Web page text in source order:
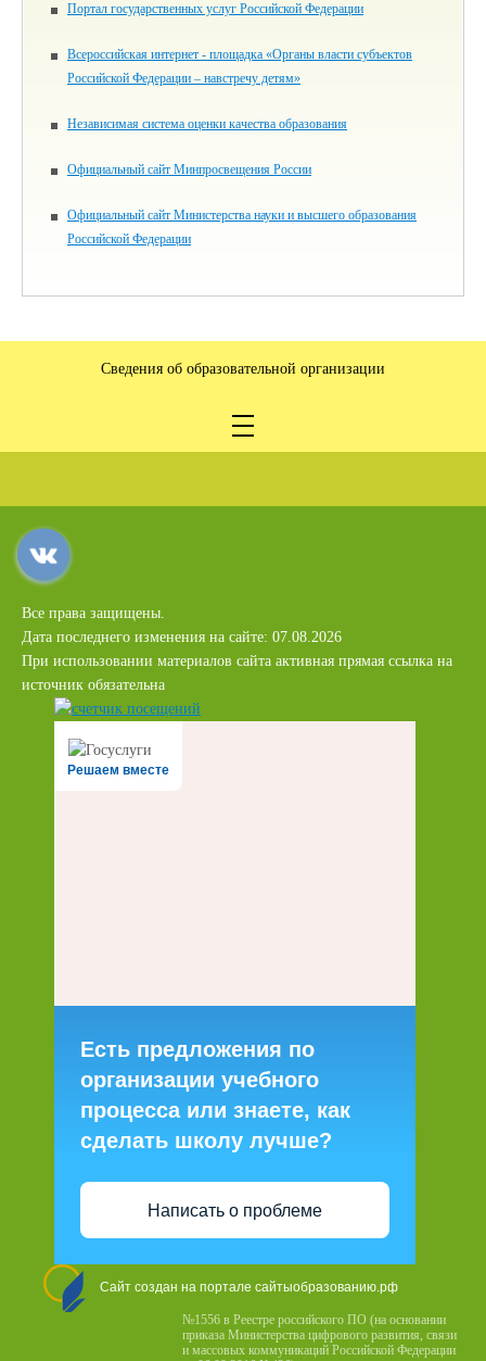
Портал государственных услуг Российской Федерации
Всероссийская интернет - площадка «Органы власти субъектов
Российской Федерации – навстречу детям»
Независимая система оценки качества образования
Официальный сайт Минпросвещения России
Официальный сайт Министерства науки и высшего образования
Российской Федерации
Сведения об образовательной организации
Все права защищены.
Дата последнего изменения на сайте: 07.08.2026
При использовании материалов сайта активная прямая ссылка на
источник обязательна
Решаем вместе
Есть предложения по
организации учебного
процесса или знаете, как
сделать школу лучше?
Написать о проблеме
Сайт создан на портале сайтыобразованию.рф
№1556 в Реестре российского ПО (на основании
приказа Министерства цифрового развития, связи
и массовых коммуникаций Российской Федерации